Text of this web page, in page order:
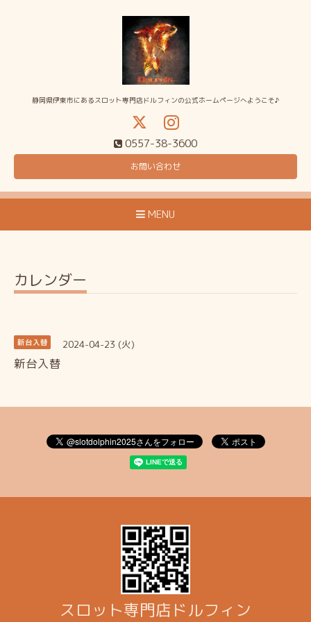
静岡県伊東市にあるスロット専門店ドルフィンの公式ホームページへようこそ♪
0557-38-3600
お問い合わせ
MENU
カレンダー
新台入替 2024-04-23 (火)
新台入替
スロット専門店ドルフィン